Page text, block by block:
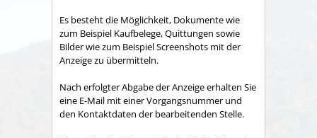
Es besteht die Möglichkeit, Dokumente wie
zum Beispiel Kaufbelege, Quittungen sowie
Bilder wie zum Beispiel Screenshots mit der
Anzeige zu übermitteln.
Nach erfolgter Abgabe der Anzeige erhalten Sie
eine E-Mail mit einer Vorgangsnummer und
den Kontaktdaten der bearbeitenden Stelle.